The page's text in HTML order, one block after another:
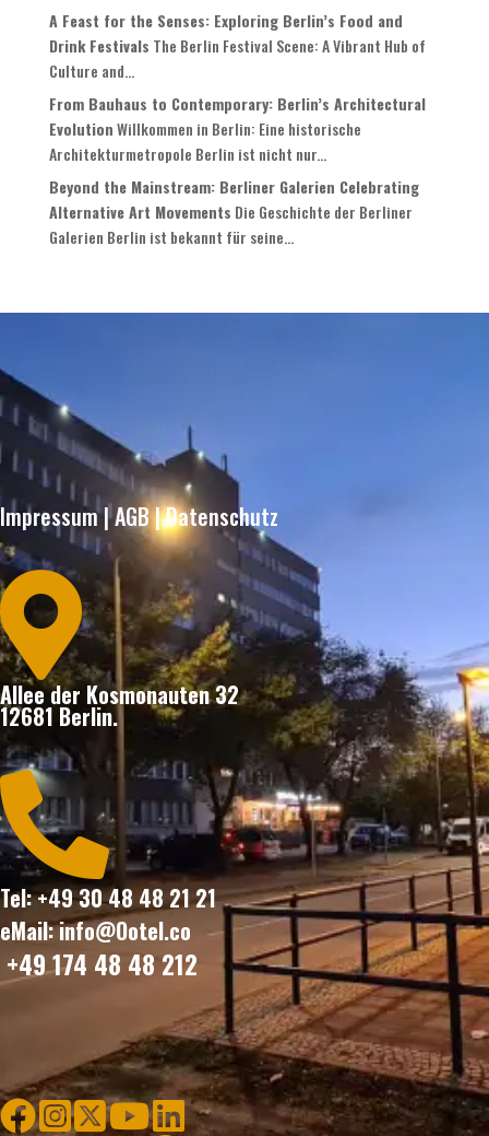
A Feast for the Senses: Exploring Berlin’s Food and
Drink Festivals The Berlin Festival Scene: A Vibrant Hub of
Culture and...
From Bauhaus to Contemporary: Berlin’s Architectural
EvolutionWillkommen in Berlin: Eine historische
Architekturmetropole Berlin ist nicht nur...
Beyond the Mainstream: Berliner Galerien Celebrating
Alternative Art Movements Die Geschichte der Berliner
Galerien Berlin ist bekannt für seine...
Impressum|AGB|Datenschutz

Allee der Kosmonauten 32
12681 Berlin.

Tel: +49 30 48 48 21 21
eMail: info@Ootel.co
+49 174 48 48 212